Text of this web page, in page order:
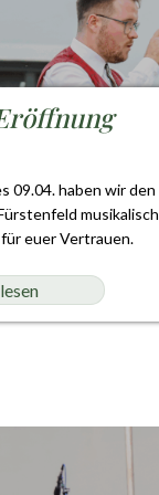
09.04. haben wir den
musikalisch
euer Vertrauen.